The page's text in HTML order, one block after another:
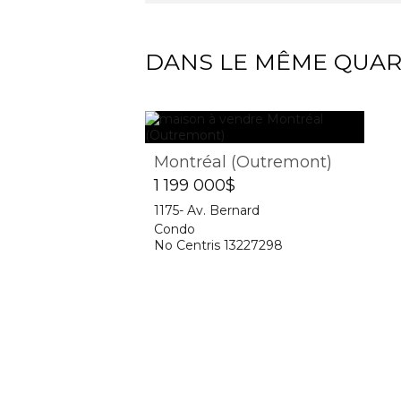
DANS LE MÊME
Montréal (Outremont)
1 199 000$
1175- Av. Bernard
Condo
No Centris 13227298